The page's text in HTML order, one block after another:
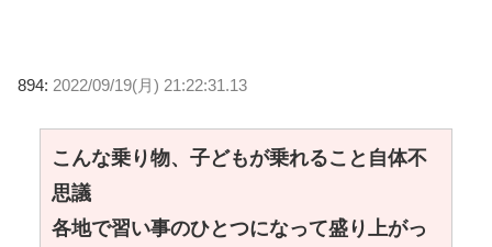
894: 2022/09/19(月) 21:22:31.13
こんな乗り物、子どもが乗れること自体不
思議
各地で習い事のひとつになって盛り上がっ